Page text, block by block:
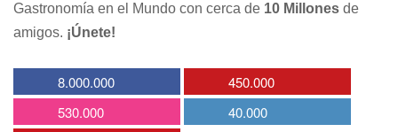
Gastronomía en el Mundo con cerca de 10 Millones de
amigos. ¡Únete!
8.000.000
450.000
530.000
40.000